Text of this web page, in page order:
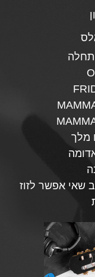
מלך
שאי אפשר לזוז